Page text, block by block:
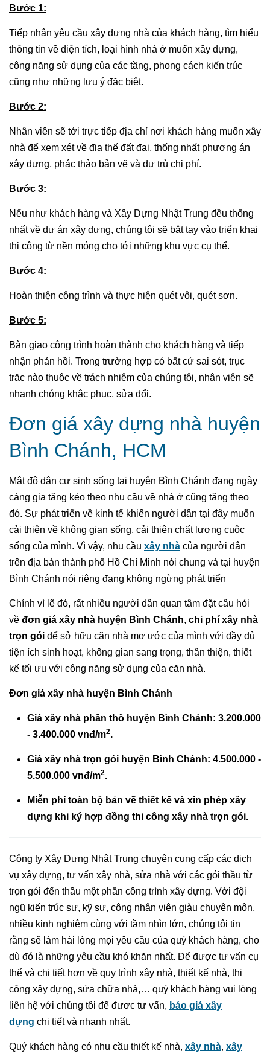
Bước 1:
Tiếp nhận yêu cầu xây dựng nhà của khách hàng, tìm hiểu
thông tin về diện tích, loại hình nhà ở muốn xây dựng,
công năng sử dụng của các tầng, phong cách kiến trúc
cũng như những lưu ý đặc biệt.
Bước 2:
Nhân viên sẽ tới trực tiếp địa chỉ nơi khách hàng muốn xây
nhà để xem xét về địa thế đất đai, thống nhất phương án
xây dựng, phác thảo bản vẽ và dự trù chi phí.
Bước 3:
Nếu như khách hàng và Xây Dựng Nhật Trung đều thống
nhất về dự án xây dựng, chúng tôi sẽ bắt tay vào triển khai
thi công từ nền móng cho tới những khu vực cụ thể.
Bước 4:
Hoàn thiện công trình và thực hiện quét vôi, quét sơn.
Bước 5:
Bàn giao công trình hoàn thành cho khách hàng và tiếp
nhận phản hồi. Trong trường hợp có bất cứ sai sót, trục
trặc nào thuộc về trách nhiệm của chúng tôi, nhân viên sẽ
nhanh chóng khắc phục, sửa đổi.
Đơn giá xây dựng nhà huyện
Bình Chánh, HCM
Mật độ dân cư sinh sống tại huyện Bình Chánh đang ngày
càng gia tăng kéo theo nhu cầu về nhà ở cũng tăng theo
đó. Sự phát triển về kinh tế khiến người dân tại đây muốn
cải thiện về không gian sống, cải thiện chất lượng cuộc
sống của mình. Vì vậy, nhu cầu xây nhà của người dân
trên địa bàn thành phố Hồ Chí Minh nói chung và tại huyện
Bình Chánh nói riêng đang không ngừng phát triển
Chính vì lẽ đó, rất nhiều người dân quan tâm đặt câu hỏi
về đơn giá xây nhà huyện Bình Chánh, chi phí xây nhà
trọn gói để sở hữu căn nhà mơ ước của mình với đầy đủ
tiện ích sinh hoạt, không gian sang trọng, thân thiện, thiết
kế tối ưu với công năng sử dụng của căn nhà.
Đơn giá xây nhà huyện Bình Chánh
Giá xây nhà phần thô huyện Bình Chánh: 3.200.000
- 3.400.000 vnđ/m2.
Giá xây nhà trọn gói huyện Bình Chánh: 4.500.000 -
5.500.000 vnđ/m2.
Miễn phí toàn bộ bản vẽ thiết kế và xin phép xây
dựng khi ký hợp đồng thi công xây nhà trọn gói.
Công ty Xây Dựng Nhật Trung chuyên cung cấp các dịch
vụ xây dựng, tư vấn xây nhà, sửa nhà với các gói thầu từ
trọn gói đến thầu một phần công trình xây dựng. Với đội
ngũ kiến trúc sư, kỹ sư, công nhân viên giàu chuyên môn,
nhiều kinh nghiệm cùng với tầm nhìn lớn, chúng tôi tin
rằng sẽ làm hài lòng mọi yêu cầu của quý khách hàng, cho
dù đó là những yêu cầu khó khăn nhất. Để được tư vấn cụ
thể và chi tiết hơn về quy trình xây nhà, thiết kế nhà, thi
công xây dựng, sửa chữa nhà,… quý khách hàng vui lòng
liên hệ với chúng tôi để đươc tư vấn, báo giá xây
dựng chi tiết và nhanh nhất.
Quý khách hàng có nhu cầu thiết kế nhà, xây nhà, xây